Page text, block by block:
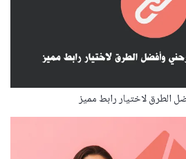
الطرق لاختيار رابط مميز